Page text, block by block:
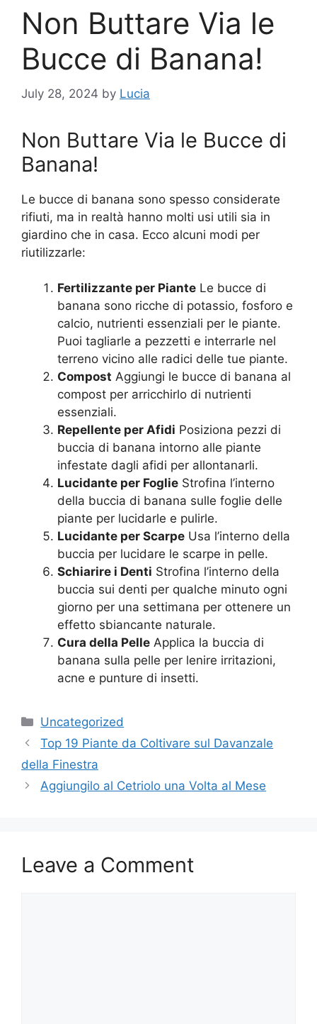
Non Buttare Via le
Bucce di Banana!
July 28, 2024 by Lucia
Non Buttare Via le Bucce di
Banana!
Le bucce di banana sono spesso considerate
rifiuti, ma in realtà hanno molti usi utili sia in
giardino che in casa. Ecco alcuni modi per
riutilizzarle:
Fertilizzante per Piante Le bucce di
banana sono ricche di potassio, fosforo e
calcio, nutrienti essenziali per le piante.
Puoi tagliarle a pezzetti e interrarle nel
terreno vicino alle radici delle tue piante.
Compost Aggiungi le bucce di banana al
compost per arricchirlo di nutrienti
essenziali.
Repellente per Afidi Posiziona pezzi di
buccia di banana intorno alle piante
infestate dagli afidi per allontanarli.
Lucidante per Foglie Strofina l’interno
della buccia di banana sulle foglie delle
piante per lucidarle e pulirle.
Lucidante per Scarpe Usa l’interno della
buccia per lucidare le scarpe in pelle.
Schiarire i Denti Strofina l’interno della
buccia sui denti per qualche minuto ogni
giorno per una settimana per ottenere un
effetto sbiancante naturale.
Cura della Pelle Applica la buccia di
banana sulla pelle per lenire irritazioni,
acne e punture di insetti.
Categories
Uncategorized
Top 19 Piante da Coltivare sul Davanzale
della Finestra
Aggiungilo al Cetriolo una Volta al Mese
Leave a Comment